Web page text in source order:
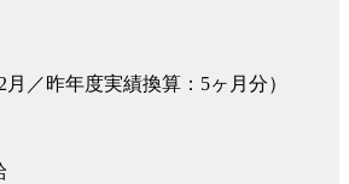
月／昨年度実績換算：5ヶ月分）